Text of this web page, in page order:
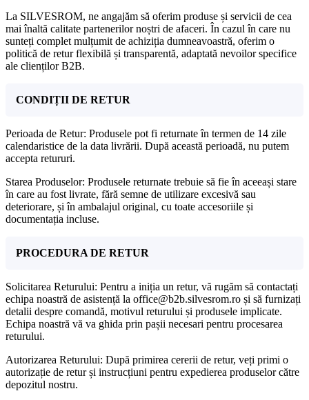
La SILVESROM, ne angajăm să oferim produse și servicii de cea
mai înaltă calitate partenerilor noștri de afaceri. În cazul în care nu
sunteți complet mulțumit de achiziția dumneavoastră, oferim o
politică de retur flexibilă și transparentă, adaptată nevoilor specifice
ale clienților B2B.
CONDIȚII DE RETUR
Perioada de Retur: Produsele pot fi returnate în termen de 14 zile
calendaristice de la data livrării. După această perioadă, nu putem
accepta retururi.
Starea Produselor: Produsele returnate trebuie să fie în aceeași stare
în care au fost livrate, fără semne de utilizare excesivă sau
deteriorare, și în ambalajul original, cu toate accesoriile și
documentația incluse.
PROCEDURA DE RETUR
Solicitarea Returului: Pentru a iniția un retur, vă rugăm să contactați
echipa noastră de asistență la office@b2b.silvesrom.ro și să furnizați
detalii despre comandă, motivul returului și produsele implicate.
Echipa noastră vă va ghida prin pașii necesari pentru procesarea
returului.
Autorizarea Returului: După primirea cererii de retur, veți primi o
autorizație de retur și instrucțiuni pentru expedierea produselor către
depozitul nostru.